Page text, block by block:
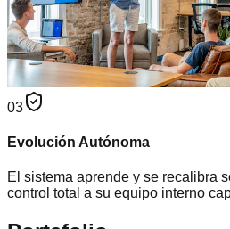
03
Evolución Autónoma
El sistema aprende y se recalibra
control total a su equipo interno